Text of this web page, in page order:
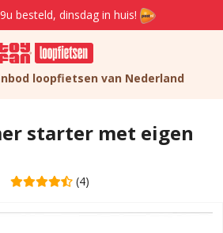
besteld, dinsdag in huis!
loopfietsen van Nederland
starter met eigen
(4)